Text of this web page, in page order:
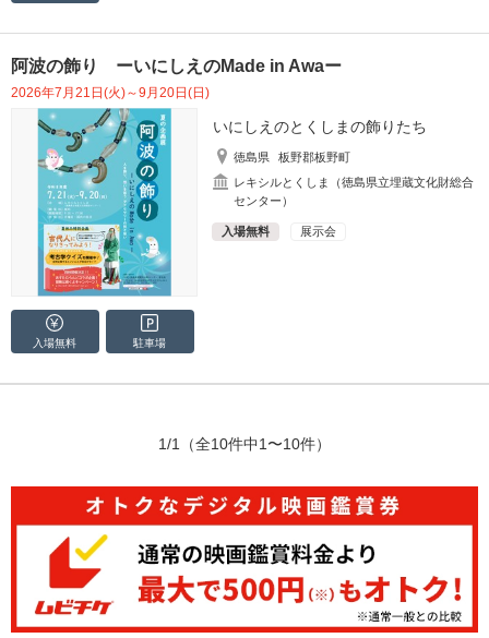
阿波の飾り ーいにしえのMade in Awaー
2026年7月21日(火)～9月20日(日)
いにしえのとくしまの飾りたち
徳島県
板野郡板野町
レキシルとくしま（徳島県立埋蔵文化財総合
センター）
入場無料 展示会
入場無料 駐車場
1/1 （全10件中1〜10件）